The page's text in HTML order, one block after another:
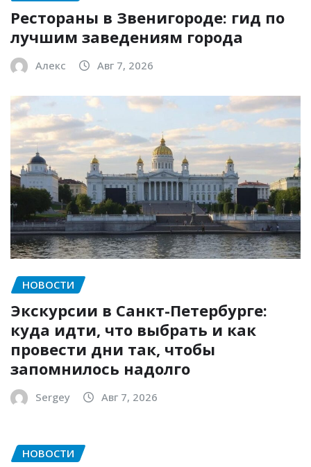
Рестораны в Звенигороде: гид по
лучшим заведениям города
Алекс Авг 7, 2026
НОВОСТИ
Экскурсии в Санкт-Петербурге:
куда идти, что выбрать и как
провести дни так, чтобы
запомнилось надолго
Sergey Авг 7, 2026
НОВОСТИ